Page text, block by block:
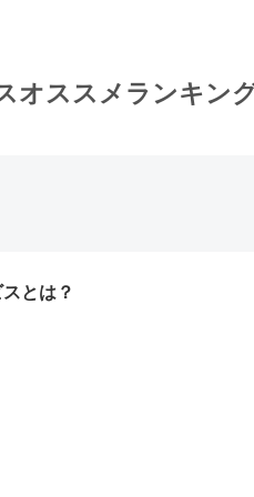
オススメランキン
とは？